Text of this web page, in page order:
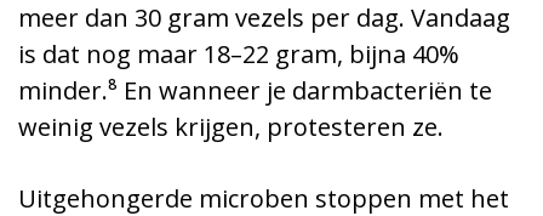
meer dan 30 gram vezels per dag. Vandaag
is dat nog maar 18–22 gram, bijna 40%
minder.⁸ En wanneer je darmbacteriën te
weinig vezels krijgen, protesteren ze.
Uitgehongerde microben stoppen met het